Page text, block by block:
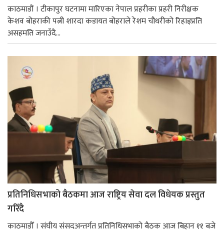
काठमाडौं । टीकापुर घटनामा मारिएका नेपाल प्रहरीका प्रहरी निरीक्षक
केशव बोहराकी पत्नी शारदा कडायत बोहराले रेशम चौधरीको रिहाइप्रति
असहमति जनाउँदै...
प्रतिनिधिसभाको बैठकमा आज राष्ट्रिय सेवा दल विधेयक प्रस्तुत
गरिँदै
काठमाडौँ । संघीय संसदअन्तर्गत प्रतिनिधिसभाको बैठक आज बिहान ११ बजे